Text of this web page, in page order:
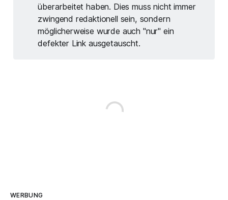
überarbeitet haben. Dies muss nicht immer
zwingend redaktionell sein, sondern
möglicherweise wurde auch "nur" ein
defekter Link ausgetauscht.
WERBUNG